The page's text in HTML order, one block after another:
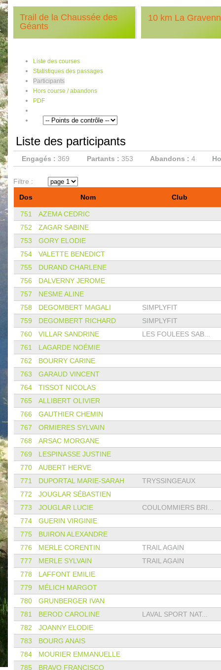
Trail de la Chaussée des
Géants
10 km La
Liste des courses
Statistiques des passages
Participants
Hors course / abandons
PDF
Liste des participants
Engagés : 369 Partants : 353 Abandons : 4
Filtre :
Dos
Nom Club
751
AZEMA CEDRIC
752
ZAGAR SABINE
753
GORY ELODIE
754
VALETTE BENEDICT
755
DURAND CHARLENE
756
DALVERNY JEROME
757
NESME ALINE
758
DEGOMBERT MAGALI
SIMPLYFIT
759
DEGOMBERT RICHARD
SIMPLYFIT
760
VILLAR SANDRINE
LES FOULEES SAB...
761
LAGARDE NOÉMIE
762
BOURRY CARINE
763
GARAUD VINCENT
764
TISSOT NICOLAS
765
ALLIBERT OLIVIER
766
GAUTHIER CHEMIN
767
ORMIERES SYLVAIN
768
ARSAC MORGANE
769
LESPINASSE JUSTINE
770
AUBERT HERVE
771
DUPORTAL MARIE-SARAH
TRYSSINGEAUX
772
JOUGLAR SÉBASTIEN
773
JOUGLAR LUCIE
COULOMMIERS BRI...
774
GUERIN VIRGINIE
775
BUIRON ALEXANDRE
776
MERLE CORENTIN
TRAIL AGAIN
777
MERLE SYLVAIN
TRAIL AGAIN
778
LAFFONT EMILIE
779
MÉLICH MARGOT
780
GRUNBERGER IVAN
781
BEROD CAROLINE
LAVAL SPORT NAT...
782
JOANNY ELODIE
783
BOURG ANAIS
784
MOURIER EMMANUELLE
785
BRAVO FRANCISCO